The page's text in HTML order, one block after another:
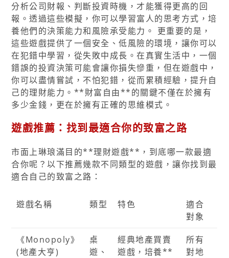
分析公司財報、判斷投資時機，才能獲得更高的回
報。透過這些模擬，你可以學習富人的思考方式，培
養他們的決策能力和風險承受能力。 更重要的是，
這些遊戲提供了一個安全、低風險的環境，讓你可以
在犯錯中學習，從失敗中成長。在真實生活中，一個
錯誤的投資決策可能會讓你損失慘重，但在遊戲中，
你可以盡情嘗試，不怕犯錯，從而累積經驗，提升自
己的理財能力。**財富自由**的關鍵不僅在於擁有
多少金錢，更在於擁有正確的思維模式。
遊戲推薦：找到最適合你的致富之路
市面上琳琅滿目的**理財遊戲**，到底哪一款最適
合你呢？以下推薦幾款不同類型的遊戲，讓你找到最
適合自己的致富之路：
遊戲名稱 類型 特色
適合
對象
《Monopoly》
(地產大亨)
桌
遊、
經典地產買賣
遊戲，培養**
所有
對地